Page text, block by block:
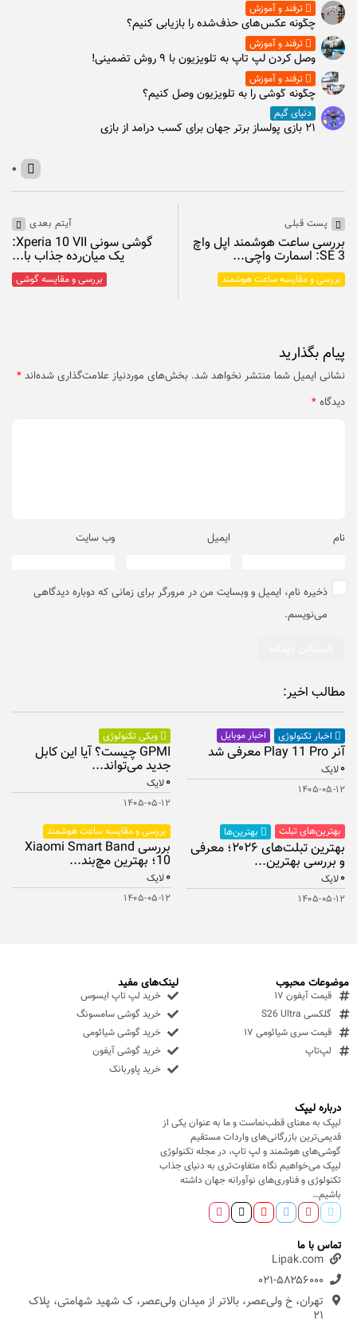
ترفند و آموزش
چگونه عکس‌های حذف‌شده را بازیابی کنیم؟
ترفند و آموزش
وصل كردن لپ تاپ به تلويزيون با ۹ روش تضمینی!
ترفند و آموزش
چگونه گوشی را به تلویزیون وصل کنیم؟
دنیای گیم
۲۱ بازی پولساز برتر جهان برای کسب درآمد از بازی
۰
پست قبلی
بررسی ساعت هوشمند اپل واچ
SE 3: اسمارت واچی...
بررسی و مقایسه ساعت هوشمند
آیتم بعدی
گوشی سونی Xperia 10 VII:
یک میان‌رده جذاب با...
بررسی و مقایسه گوشی
پیام بگذارید
نشانی ایمیل شما منتشر نخواهد شد. بخش‌های موردنیاز علامت‌گذاری شده‌اند *
دیدگاه *
نام ایمیل وب‌ سایت
ذخیره نام، ایمیل و وبسایت من در مرورگر برای زمانی که دوباره دیدگاهی
می‌نویسم.
مطالب اخیر:
اخبار تکنولوژی اخبار موبایل
آنر Play 11 Pro معرفی شد
۰لایک
۱۴۰۵-۰۵-۱۲
ویکی تکنولوژی
GPMI چیست؟ آیا این کابل
جدید می‌تواند...
۰لایک
۱۴۰۵-۰۵-۱۲
بهترین‌های تبلت
بهترین‌ها
بهترین تبلت‌های ۲۰۲۶؛ معرفی
و بررسی بهترین...
۰لایک
۱۴۰۵-۰۵-۱۲
بررسی و مقایسه ساعت هوشمند
بررسی Xiaomi Smart Band
10؛ بهترین مچ‌بند...
۰لایک
۱۴۰۵-۰۵-۱۲
درباره لیپک
لیپک به معنای قطب‌نماست و ما به عنوان یکی از
قدیمی‌ترین بازرگانی‌های واردات مستقیم
گوشی‌های هوشمند و لپ تاپ، در مجله تکنولوژی
لیپک می‌خواهیم نگاه متفاوت‌تری به دنیای جذاب
تکنولوژی و فناوری‌های نوآورانه جهان داشته
باشیم…
تماس با ما
Lipak.com
۰۲۱-۵۸۲۵۶۰۰۰
تهران، خ ولی‌عصر، بالاتر از میدان ولی‌عصر، ک شهید شهامتی، پلاک
۲۱
موضوعات محبوب
قیمت آیفون ۱۷
گلکسی S26 Ultra
قیمت سری شیائومی ۱۷
لپ‌تاپ
لینک‌های مفید
خرید لپ تاپ ایسوس
خرید گوشی سامسونگ
خرید گوشی شیائومی
خرید گوشی آیفون
خرید پاوربانک